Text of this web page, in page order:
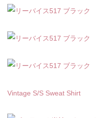
Vintage S/S Sweat Shirt